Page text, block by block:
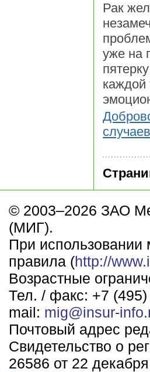
Рак
уже на
каждой
случаев
© 2003–2026 ЗАО
(МИГ).
При
правила (http://
Возрастные
Тел. / факс: +7
mail: mig@insur-
Почтовый адрес
Свидетельство о
26586 от 22